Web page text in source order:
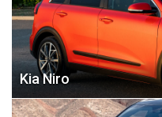
Kia Niro